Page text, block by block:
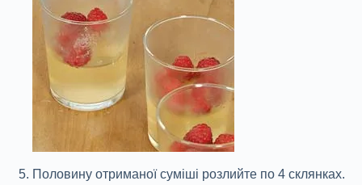
Половину отриманої суміші розлийте по 4 склянках.